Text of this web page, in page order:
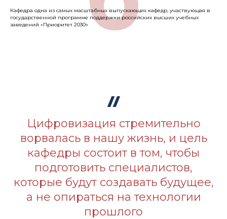
Кафедра одна из самых масштабных выпускающих кафедр, участвующая в
государственной программе поддержки российских высших учебных
заведений «Приоритет 2030»
Цифровизация стремительно
ворвалась в нашу жизнь, и цель
кафедры состоит в том, чтобы
подготовить специалистов,
которые будут создавать будущее,
а не опираться на технологии
прошлого